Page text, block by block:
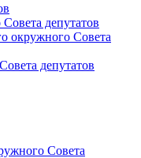
депутатов
окружного Совета
депутатов
Совета